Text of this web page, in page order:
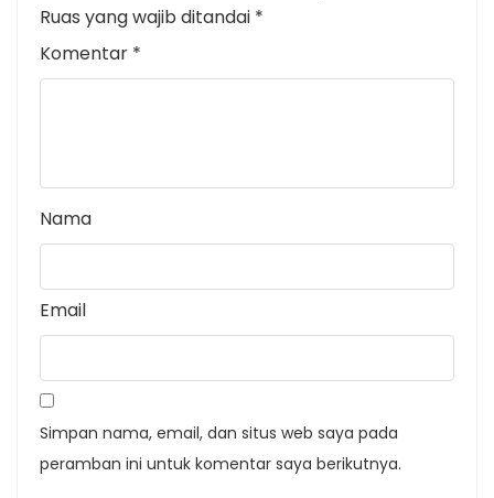
Ruas yang wajib ditandai *
Komentar *
Nama
Email
Simpan nama, email, dan situs web saya pada
peramban ini untuk komentar saya berikutnya.